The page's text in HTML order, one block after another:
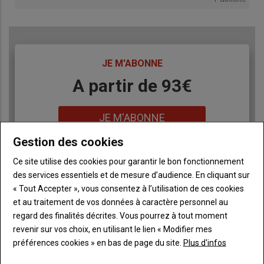
JE M'ABONNE
A partir de 93€
JE M'ABONNE
Liste
à
puce
Accédez à tous les articles du site L'Aurore
Paysanne
Consultez le journal L'Aurore Paysanne au format
numérique, sur tous les supports
Ne manquez aucune information grâce à la
newsletter du journal L'Aurore Paysanne
Gestion des cookies
Ce site utilise des cookies pour garantir le bon fonctionnement
des services essentiels et de mesure d’audience. En cliquant sur
« Tout Accepter », vous consentez à l’utilisation de ces cookies
et au traitement de vos données à caractère personnel au
regard des finalités décrites. Vous pourrez à tout moment
revenir sur vos choix, en utilisant le lien « Modifier mes
préférences cookies » en bas de page du site. Plus d'infos